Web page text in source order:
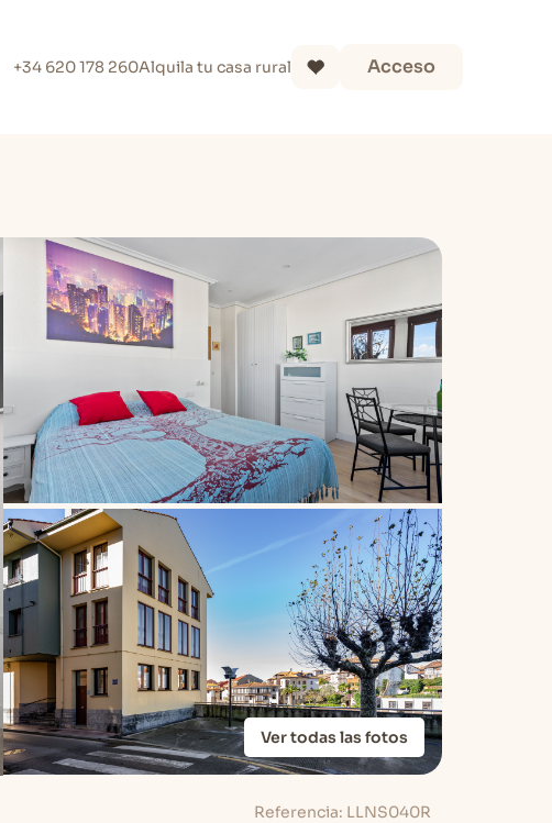
+34 620 178 260Alquila tu casa rural Acceso
Ver todas las fotos
Referencia: LLNS040R